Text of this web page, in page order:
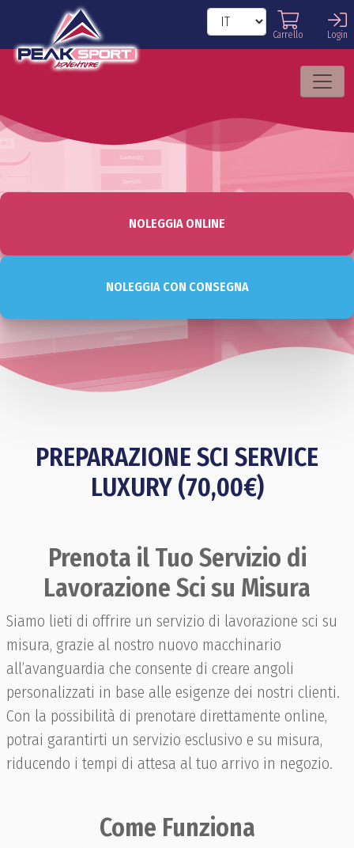
Carrello Login
NOLEGGIA ONLINE
NOLEGGIA CON CONSEGNA
PREPARAZIONE SCI SERVICE
LUXURY (70,00€)
Prenota il Tuo Servizio di
Lavorazione Sci su Misura
Siamo lieti di offrire un servizio di lavorazione sci su
misura, grazie al nostro nuovo macchinario
all’avanguardia che consente di creare angoli
personalizzati in base alle esigenze dei nostri clienti.
Con la possibilità di prenotare direttamente online,
potrai garantirti un servizio esclusivo e su misura,
riducendo i tempi di attesa al tuo arrivo in negozio.
Come Funziona